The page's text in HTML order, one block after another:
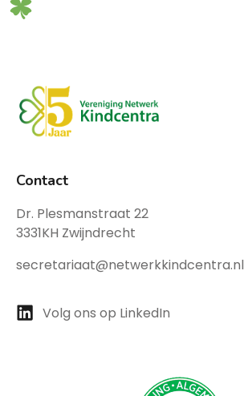
Contact
Dr. Plesmanstraat 22
3331KH Zwijndrecht
secretariaat@netwerkkindcentra.nl
Volg ons op LinkedIn